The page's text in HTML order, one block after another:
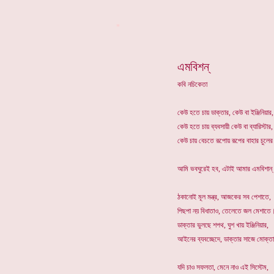
এমবিশন্
কবি নচিকেতা
কেউ হতে চায় ডাক্তার, কেউ বা ইঞ্জিনিয়ার,
কেউ হতে চায় ব্যবসায়ী কেউ বা ব্যারিস্টার,
কেউ চায় বেচতে রূপোয় রূপের বাহার
আমি ভবঘুরেই হব, এটাই আমার
ঠকানোই মূল মন্ত্র, আজকের সব পেশাতে,
পিছপা নয় বিধাতাও, তেলেতে জল
ডাক্তার ভুলছে শপথ, ঘুশ খায় ইঞ্জিনিয়ার,
আইনের ব্যবচ্ছেদে, ডাক্তার সাজে
যদি চাও সফলতা, মেনে নাও এই সিস্টেম,